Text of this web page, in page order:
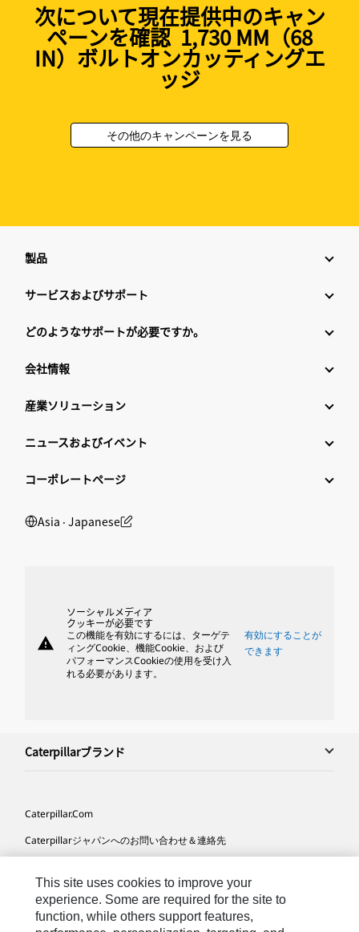
次について現在提供中のキャン
ペーンを確認 1,730 MM（68
IN）ボルトオンカッティングエ
ッジ
その他のキャンペーンを見る
製品
サービスおよびサポート
どのようなサポートが必要ですか。
会社情報
産業ソリューション
ニュースおよびイベント
コーポレートページ
Asia ‧ Japanese
warning
ソーシャルメディア
クッキーが必要です
この機能を有効にするには、ターゲテ
ィングCookie、機能Cookie、および
パフォーマンスCookieの使用を受け入
れる必要があります。
有効にすることが
できます
Caterpillarブランド
Caterpillar.com
Caterpillarジャパンへのお問い合わせ＆連絡先
サイト･マップ
Cookie Settings
This site uses cookies to improve your
experience. Some are required for the site to
function, while others support features,